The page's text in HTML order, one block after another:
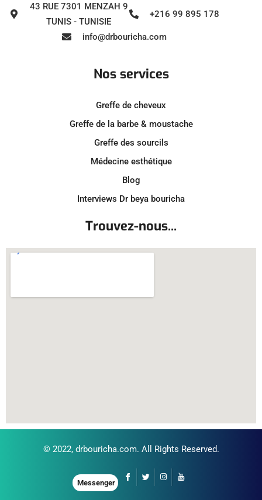
43 RUE 7301 MENZAH 9
TUNIS - TUNISIE
+216 99 895 178
info@drbouricha.com
Nos services
Greffe de cheveux
Greffe de la barbe & moustache
Greffe des sourcils
Médecine esthétique
Blog
Interviews Dr beya bouricha
Trouvez-nous...
© 2022, drbouricha.com. All Rights Reserved.
Messenger